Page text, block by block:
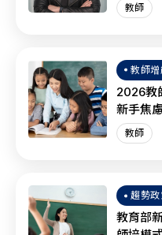
教師
教師增
2026教
新手焦
師？
教師
趨勢政
教育部